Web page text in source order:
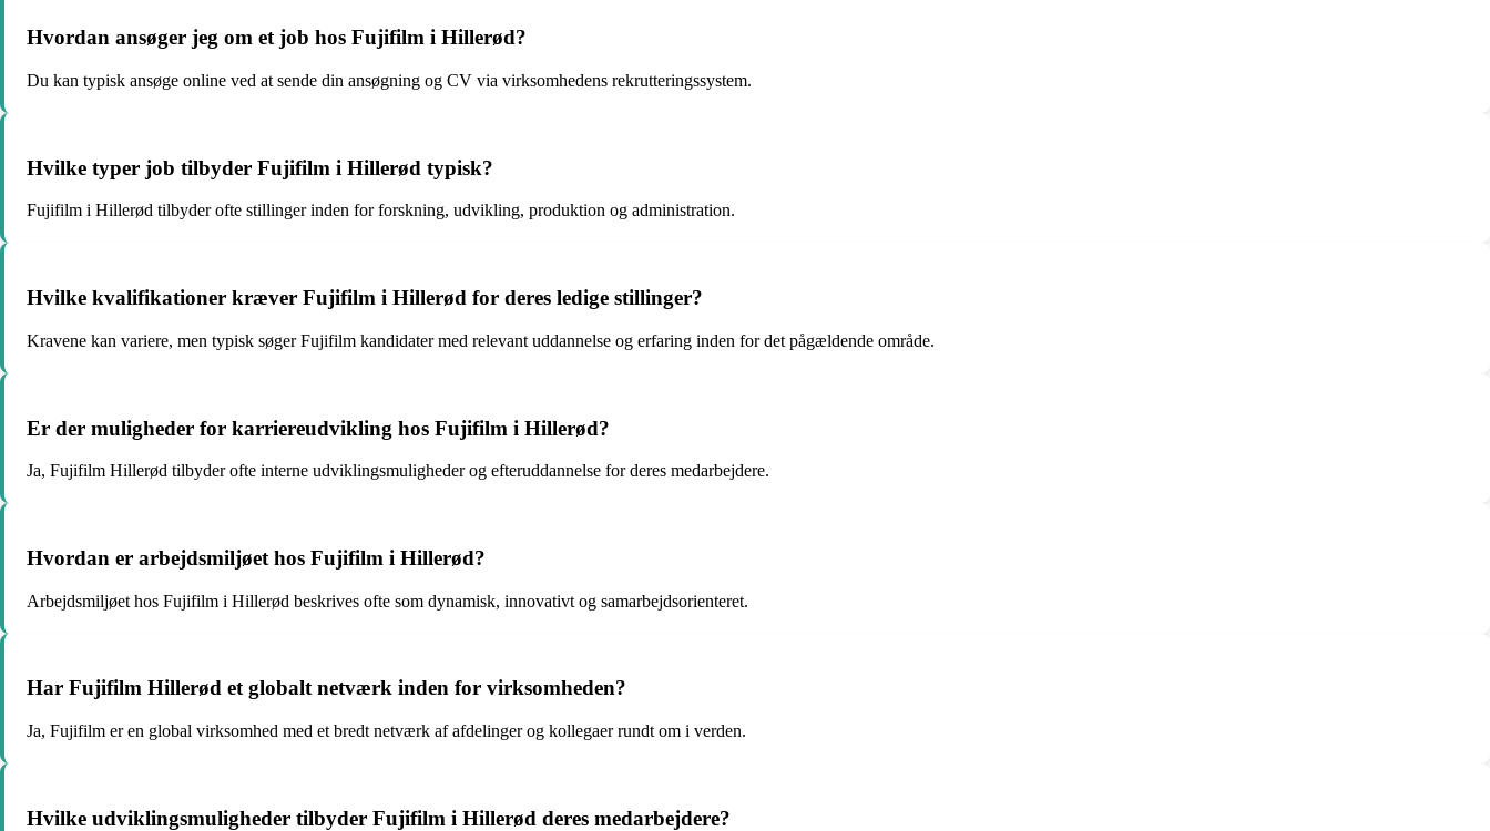
Hvordan ansøger jeg om et job hos Fujifilm i Hillerød?
Du kan typisk ansøge online ved at sende din ansøgning og CV via virksomhedens rekrutteringssystem.
Hvilke typer job tilbyder Fujifilm i Hillerød typisk?
Fujifilm i Hillerød tilbyder ofte stillinger inden for forskning, udvikling, produktion og administration.
Hvilke kvalifikationer kræver Fujifilm i Hillerød for deres ledige stillinger?
Kravene kan variere, men typisk søger Fujifilm kandidater med relevant uddannelse og erfaring inden for det pågældende område.
Er der muligheder for karriereudvikling hos Fujifilm i Hillerød?
Ja, Fujifilm Hillerød tilbyder ofte interne udviklingsmuligheder og efteruddannelse for deres medarbejdere.
Hvordan er arbejdsmiljøet hos Fujifilm i Hillerød?
Arbejdsmiljøet hos Fujifilm i Hillerød beskrives ofte som dynamisk, innovativt og samarbejdsorienteret.
Har Fujifilm Hillerød et globalt netværk inden for virksomheden?
Ja, Fujifilm er en global virksomhed med et bredt netværk af afdelinger og kollegaer rundt om i verden.
Hvilke udviklingsmuligheder tilbyder Fujifilm i Hillerød deres medarbejdere?